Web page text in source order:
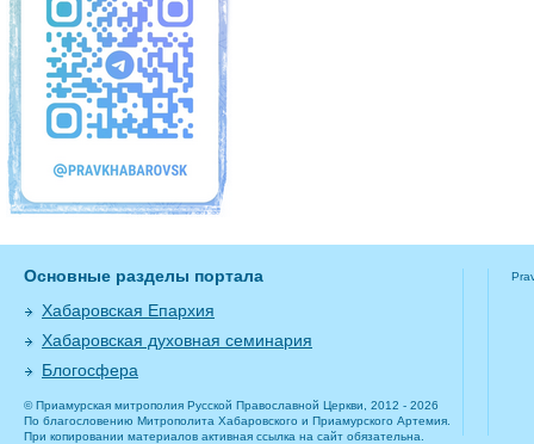
Основные разделы портала
Хабаровская Епархия
Хабаровская духовная семинария
Блогосфера
© Приамурская митрополия Русской Православной Церкви, 2012 - 2026
По благословению Митрополита Хабаровского и Приамурского Артемия.
При копировании материалов активная ссылка на сайт обязательна.